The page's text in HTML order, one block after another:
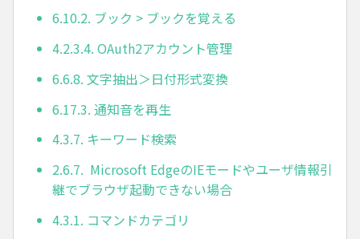
6.10.2. ブック > ブックを覚える
4.2.3.4. OAuth2アカウント管理
6.6.8. 文字抽出＞日付形式変換
6.17.3. 通知音を再生
4.3.7. キーワード検索
2.6.7. Microsoft EdgeのIEモードやユーザ情報引
継でブラウザ起動できない場合
4.3.1. コマンドカテゴリ